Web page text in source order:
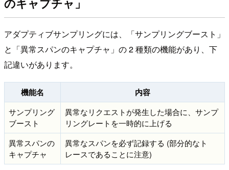
アダプティブサンプリングには、「サンプリングブースト」
と「異常スパンのキャプチャ」の 2 種類の機能があり、下
記違いがあります。
機能名 内容
サンプリング
ブースト
異常なリクエストが発生した場合に、サンプ
リングレートを一時的に上げる
異常スパンの
キャプチャ
異常なスパンを必ず記録する (部分的なト
レースであることに注意)